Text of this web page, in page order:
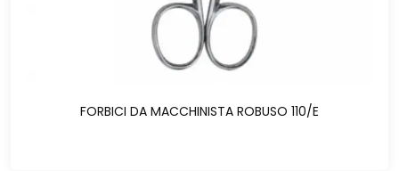
FORBICI DA MACCHINISTA ROBUSO 110/E